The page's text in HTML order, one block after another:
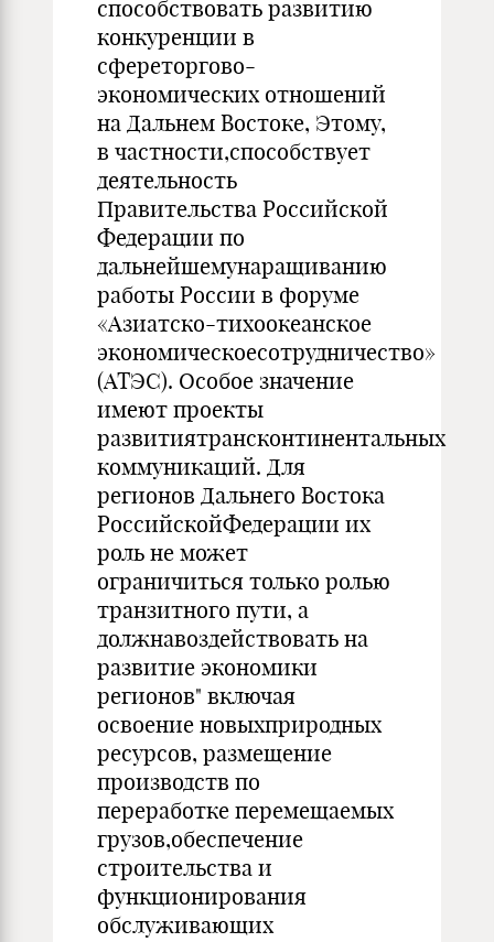
способствовать развитию
конкуренции в
сфереторгово-
экономических отношений
на Дальнем Востоке, Этому,
в частности,способствует
деятельность
Правительства Российской
Федерации по
дальнейшемунаращиванию
работы России в форуме
«Азиатско-тихоокеанское
экономическоесотрудничество»
(АТЭС). Особое значение
имеют проекты
развитиятрансконтинентальных
коммуникаций. Для
регионов Дальнего Востока
РоссийскойФедерации их
роль не может
ограничиться только ролью
транзитного пути, а
должнавоздействовать на
развитие экономики
регионов" включая
освоение новыхприродных
ресурсов, размещение
производств по
переработке перемещаемых
грузов,обеспечение
строительства и
функционирования
обслуживающих